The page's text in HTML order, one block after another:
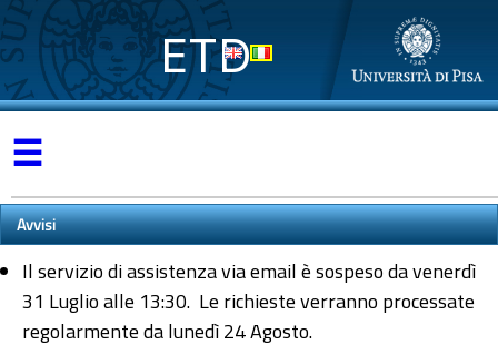
ETD
☰
Avvisi
Il servizio di assistenza via email è sospeso da venerdì
31 Luglio alle 13:30. Le richieste verranno processate
regolarmente da lunedì 24 Agosto.